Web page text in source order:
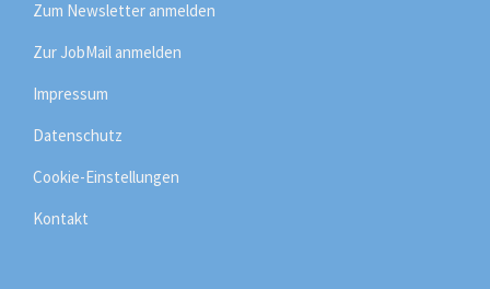
Zum Newsletter anmelden
Zur JobMail anmelden
Impressum
Datenschutz
Cookie-Einstellungen
Kontakt